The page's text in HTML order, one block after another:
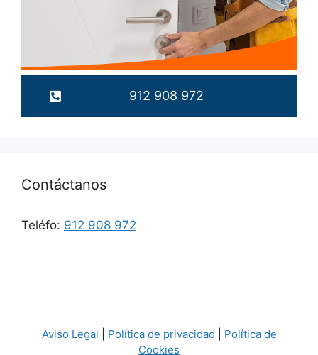
912 908 972
Contáctanos
Teléfo: 912 908 972
Aviso Legal Política de privacidad
Política de
Cookies